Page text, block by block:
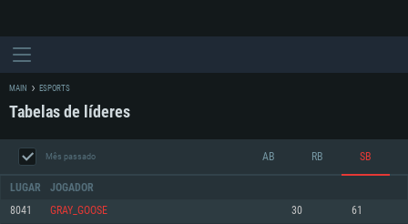
MAIN ESPORTS
Tabelas de líderes
Mês passado AB RB SB
LUGAR JOGADOR
8041 GRAY_GOOSE 30 61